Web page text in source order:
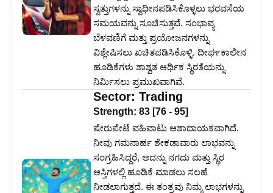
ಸ್ವತ್ತುಗಳನ್ನು ಸ್ವಾಧೀನಪಡಿಸಿಕೊಳ್ಳಲು ಭರವಸೆಯ
ಸಮಯವನ್ನು ಸೂಚಿಸುತ್ತವೆ. ಸಂಭಾವ್ಯ
ಬೆಳವಣಿಗೆ ಮತ್ತು ಪ್ರಯೋಜನಗಳನ್ನು
ವಿಶ್ಲೇಷಿಸಲು ಖಚಿತಪಡಿಸಿಕೊಳ್ಳಿ. ದೀರ್ಘಕಾಲೀನ
ಹೂಡಿಕೆಗಳು ಶಾಶ್ವತ ಆರ್ಥಿಕ ಸ್ಥಿರತೆಯನ್ನು
ನಿರ್ಮಿಸಲು ಪ್ರಮುಖವಾಗಿವೆ.
Sector: Trading
Strength: 83 [76 - 95]
ಷೇರುಪೇಟೆ ವಹಿವಾಟು ಆಶಾದಾಯಕವಾಗಿದೆ.
ನೀವು ಗಮನಾರ್ಹ ಶೇಕಡಾವಾರು ಲಾಭವನ್ನು
ಸಂಗ್ರಹಿಸಿದ್ದರೆ, ಅದನ್ನು ನಗದು ಮತ್ತು ಸ್ಥಿರ
ಆಸ್ತಿಗಳಲ್ಲಿ ಹೂಡಿಕೆ ಮಾಡಲು ಸಲಹೆ
ನೀಡಲಾಗುತ್ತದೆ. ಈ ತಂತ್ರವು ನಿಮ್ಮ ಲಾಭಗಳನ್ನು